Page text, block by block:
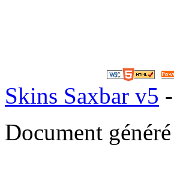
Skins Saxbar v5 -
Document